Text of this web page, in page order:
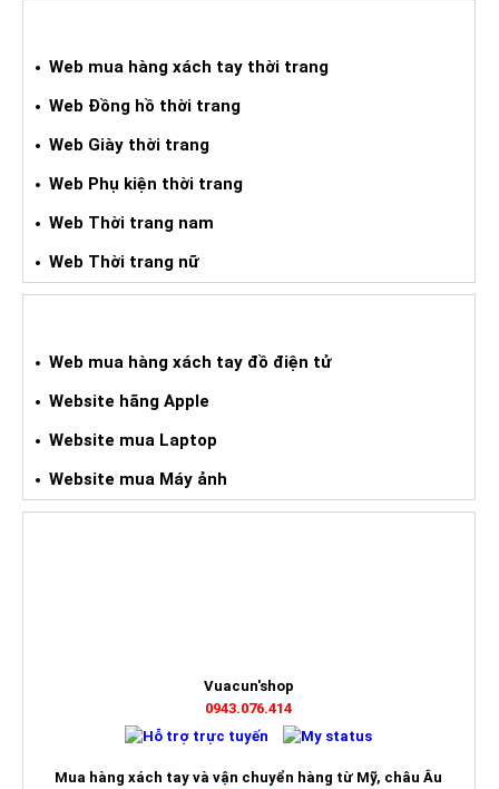
Web mua hàng xách tay thời trang
Web Đồng hồ thời trang
Web Giày thời trang
Web Phụ kiện thời trang
Web Thời trang nam
Web Thời trang nữ
Web mua hàng xách tay đồ điện tử
Website hãng Apple
Website mua Laptop
Website mua Máy ảnh
Vuacun'shop
0943.076.414
Mua hàng xách tay và vận chuyển hàng từ Mỹ, châu Âu